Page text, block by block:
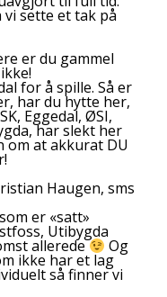
vi sette et tak på
er du gammel
for å spille. Så er
har du hytte her,
Eggedal, ØSI,
har slekt her
om at akkurat DU
Haugen, sms
er «satt»
Utibygda
allerede Og
ikke har et lag
så finner vi